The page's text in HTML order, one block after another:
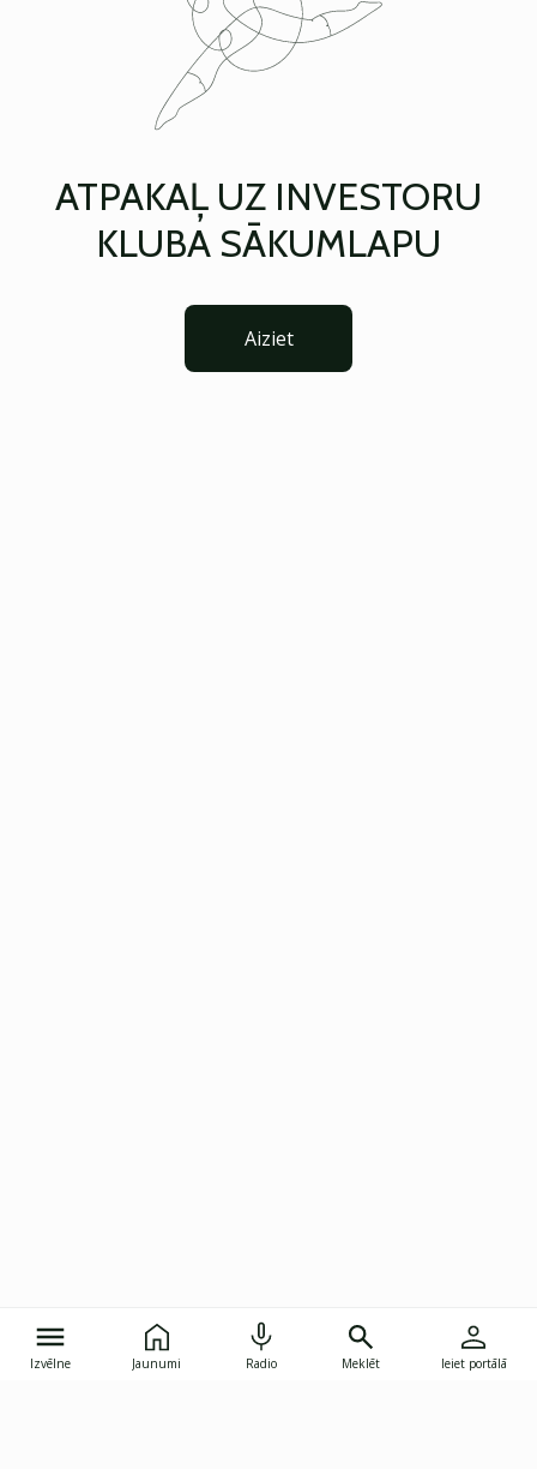
ATPAKAĻ UZ INVESTORU
KLUBA SĀKUMLAPU
Aiziet
Izvēlne Jaunumi Radio Meklēt Ieiet portālā